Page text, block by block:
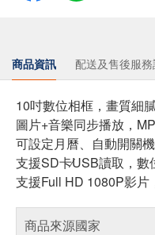
商品資訊 配送及售後服務
10吋數位相框，畫質細
圖片+音樂同步播放，
可設定月曆、自動開關
支援SD卡∕USB讀取，
支援Full HD 1080P影片
商品來源國家